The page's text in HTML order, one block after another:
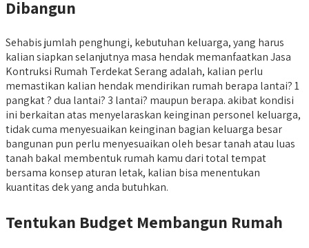
Dibangun
Sehabis jumlah penghungi, kebutuhan keluarga, yang harus
kalian siapkan selanjutnya masa hendak memanfaatkan Jasa
Kontruksi Rumah Terdekat Serang adalah, kalian perlu
memastikan kalian hendak mendirikan rumah berapa lantai? 1
pangkat ? dua lantai? 3 lantai? maupun berapa. akibat kondisi
ini berkaitan atas menyelaraskan keinginan personel keluarga,
tidak cuma menyesuaikan keinginan bagian keluarga besar
bangunan pun perlu menyesuaikan oleh besar tanah atau luas
tanah bakal membentuk rumah kamu dari total tempat
bersama konsep aturan letak, kalian bisa menentukan
kuantitas dek yang anda butuhkan.
Tentukan Budget Membangun Rumah